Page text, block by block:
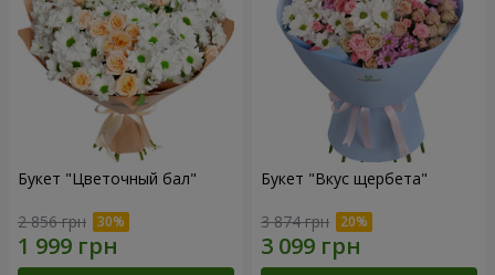
Букет "Цветочный бал"
2 856 грн
Букет "Вкус щербета"
3 874 грн